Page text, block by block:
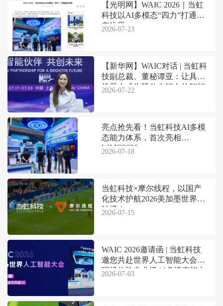
【光明网】WAIC 2026｜当虹
科技以AI多模态“四力”打通虚
实边界
2026-07-23
【新华网】WAIC对话 | 当虹科
技副总裁、董秘谭亚：让具身
机器人成为延伸人能力的智能
2026-07-22
亮点抢先看！当虹科技AI多模
态能力体系，首次亮相
WAIC2026
2026-07-18
当虹科技×摩尔线程，以国产
化技术护航2026美加墨世界杯
转播！
2026-07-15
WAIC 2026邀请函 | 当虹科技
邀您共赴世界人工智能大会，
现场体验专业级AI多模态能力
2026-07-03